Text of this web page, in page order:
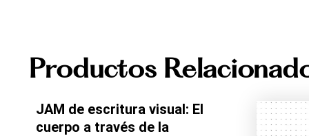
Productos
JAM de escritura visual: El
cuerpo a través de la